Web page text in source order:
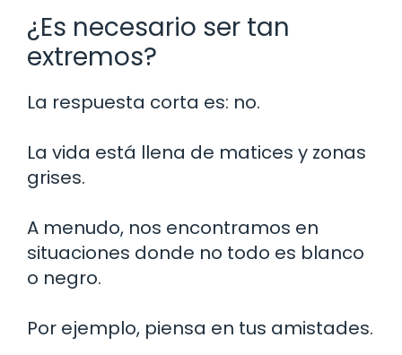
¿Es necesario ser tan
extremos?
La respuesta corta es: no.
La vida está llena de matices y zonas
grises.
A menudo, nos encontramos en
situaciones donde no todo es blanco
o negro.
Por ejemplo, piensa en tus amistades.